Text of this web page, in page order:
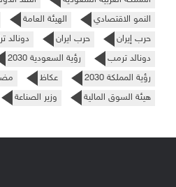
النمو الاقتصادي
الهيئة العامة
حرب إيران
حرب ايران
دونالد
دونالد ترمب
رؤية السعودية 2030
رؤية المملكة 2030
عكاظ
هيئة السوق المالية
وزير الصناعة